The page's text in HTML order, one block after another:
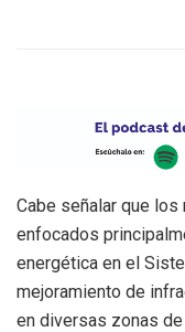
Cabe señalar que
enfocados
energética en el
mejoramiento de
en diversas zonas